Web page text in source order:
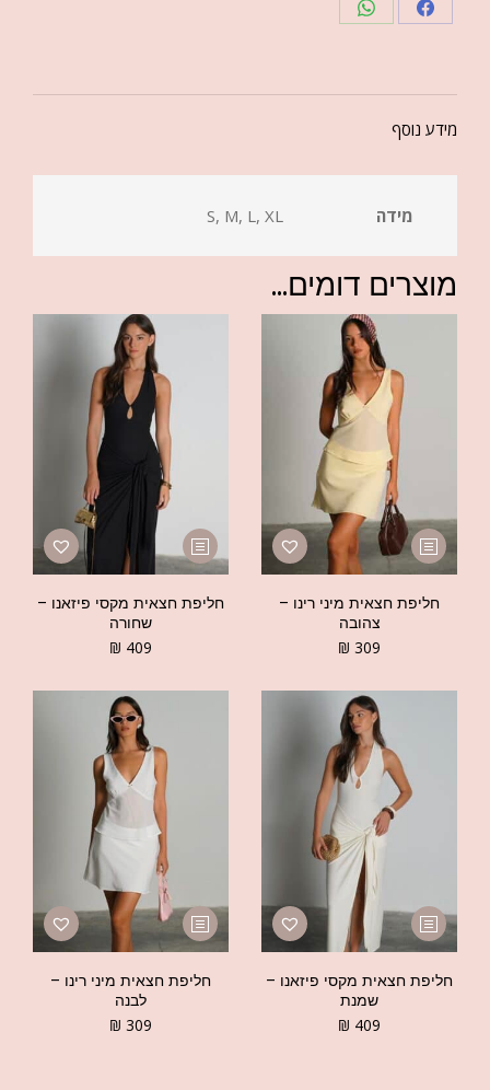
מידע נוסף
מידה S, M, L, XL
מוצרים דומים...
חליפת חצאית מיני רינו –
צהובה
₪ 309
חליפת חצאית מקסי פיזאנו –
שחורה
₪ 409
חליפת חצאית מקסי פיזאנו –
שמנת
₪ 409
חליפת חצאית מיני רינו –
לבנה
₪ 309